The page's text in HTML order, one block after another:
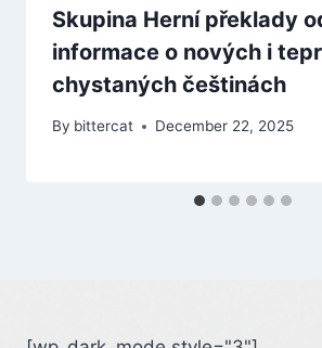
Skupina Herní překlady
informace o nových i
chystaných češtinách
By bittercat December 22, 2025